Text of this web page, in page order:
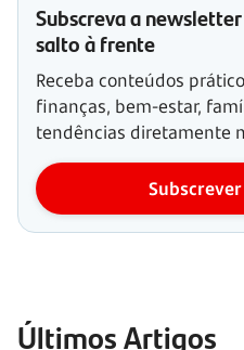
Subscreva a
salto à frente
Receba conteúdos
finanças, bem-estar,
tendências diretamente
Últimos Artigos